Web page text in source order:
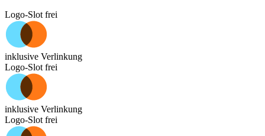
Logo-Slot frei
inklusive Verlinkung
Logo-Slot frei
inklusive Verlinkung
Logo-Slot frei